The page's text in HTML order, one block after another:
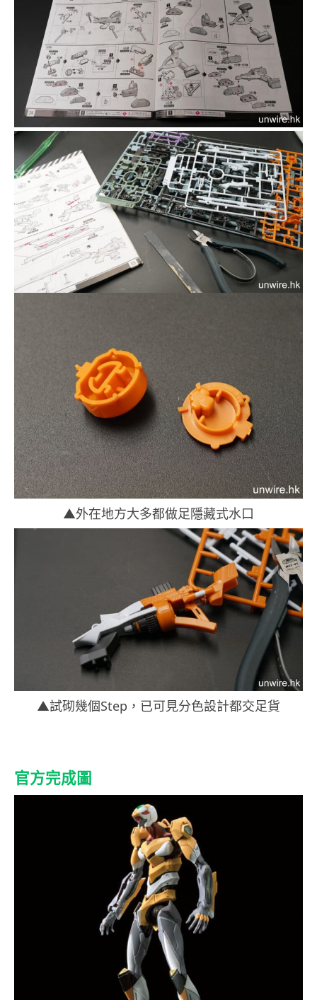
▲外在地方大多都做足隱藏式水口
▲試砌幾個Step，已可見分色設計都交足貨
官方完成圖